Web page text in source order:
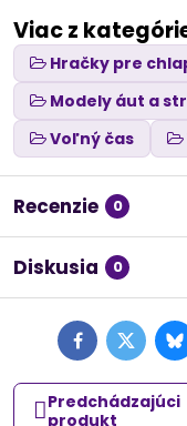
Viac z
Hračky pre
Modely áut a
Voľný čas
Recenzie 0
Diskusia 0
FacebookTwitter
Predchádzajúci
produkt